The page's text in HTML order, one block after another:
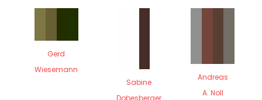
Gerd
Wiesemann
Sabine
Dobesberger
Andreas
A. Noll